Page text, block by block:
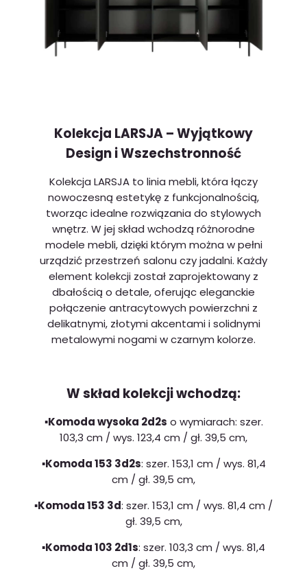
Kolekcja LARSJA – Wyjątkowy
Design i Wszechstronność
Kolekcja LARSJA to linia mebli, która łączy
nowoczesną estetykę z funkcjonalnością,
tworząc idealne rozwiązania do stylowych
wnętrz. W jej skład wchodzą różnorodne
modele mebli, dzięki którym można w pełni
urządzić przestrzeń salonu czy jadalni. Każdy
element kolekcji został zaprojektowany z
dbałością o detale, oferując eleganckie
połączenie antracytowych powierzchni z
delikatnymi, złotymi akcentami i solidnymi
metalowymi nogami w czarnym kolorze.
W skład kolekcji wchodzą:
▪️Komoda wysoka 2d2s o wymiarach: szer.
103,3 cm / wys. 123,4 cm / gł. 39,5 cm,
▪️Komoda 153 3d2s: szer. 153,1 cm / wys. 81,4
cm / gł. 39,5 cm,
▪️Komoda 153 3d: szer. 153,1 cm / wys. 81,4 cm /
gł. 39,5 cm,
▪️Komoda 103 2d1s: szer. 103,3 cm / wys. 81,4
cm / gł. 39,5 cm,